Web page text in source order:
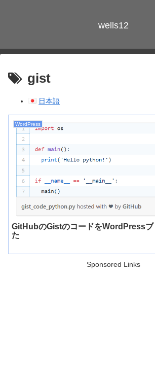
wells12
gist
日本語
WordPress
GitHubのGistのコードをWordPressブ
た
Sponsored Links